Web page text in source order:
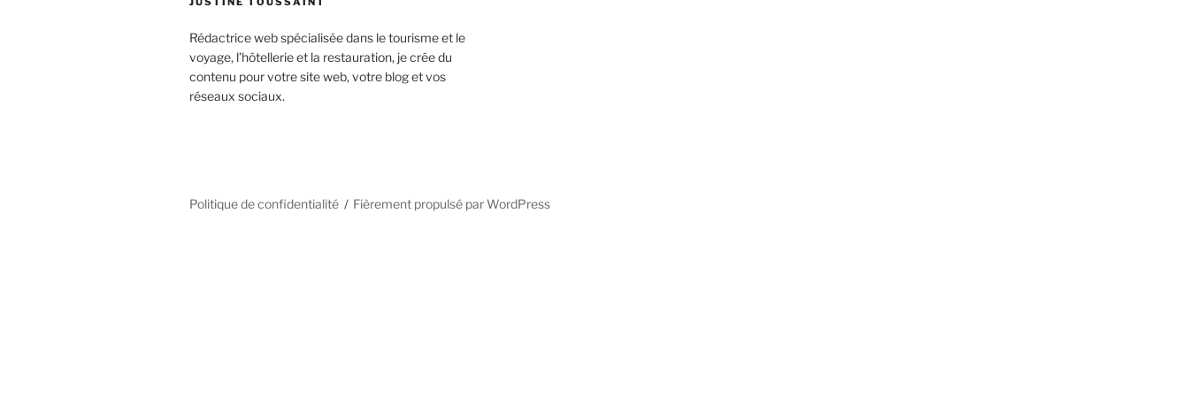
Rédactrice web spécialisée dans le tourisme et le
voyage, l’hôtellerie et la restauration, je crée du
contenu pour votre site web, votre blog et vos
réseaux sociaux.
Politique de confidentialité Fièrement propulsé par WordPress